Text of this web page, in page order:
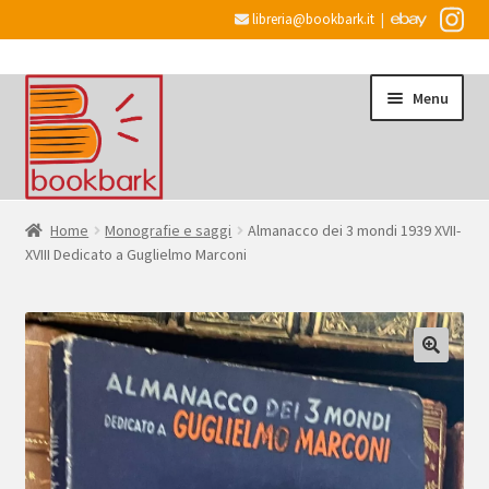
libreria@bookbark.it |
Vai
alla
navigazione
Vai
al
contenuto
Menu
Home
il
menu
child
Desiderata
Checkout
Account
Espandi
il
Home Monografie e saggi
Almanacco dei 3 mondi 1939 XVII-
XVIII Dedicato a Guglielmo Marconi